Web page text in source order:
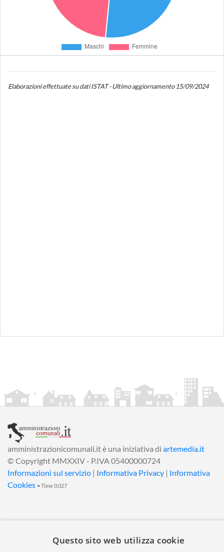
Elaborazioni effettuate su dati ISTAT - Ultimo aggiornamento 15/09/2024
amministrazionicomunali.it è una iniziativa di artemedia.it
© Copyright MMXXIV - P.IVA 05400000724
Informazioni sul servizio | Informativa Privacy | Informativa
Cookies • Time 0.027
Questo sito web utilizza cookie